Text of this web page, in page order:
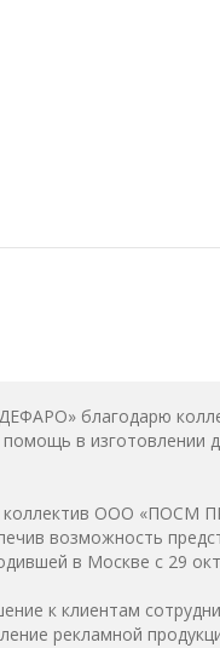
благодарю
в изготовлении
коллектив ООО «ПОСМ
возможность
в Москве с 29
к клиентам
рекламной